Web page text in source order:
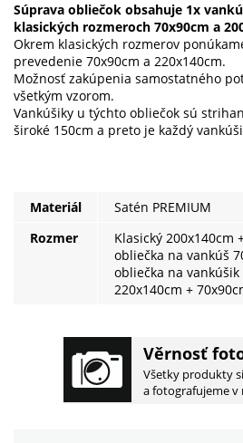
Věrnosť
Všetky produkty
a fotografujeme v
Súprava obliečok obsahuje 1x
klasických rozmeroch 70x90cm a
Okrem klasických rozmerov
prevedenie 70x90cm a 220x140cm.
Možnosť zakúpenia samostatného
všetkým vzorom.
Vankúšiky u týchto obliečok sú
široké 150cm a preto je každý
Materiál
Satén PREMIUM
Rozmer
Klasický 200x140cm
obliečka na vankúš
obliečka na
220x140cm +